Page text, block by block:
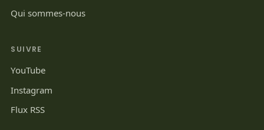
Qui sommes-nous
SUIVRE
YouTube
Instagram
Flux RSS